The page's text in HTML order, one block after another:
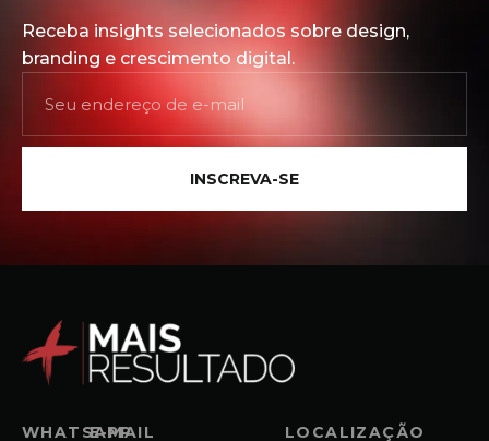
Receba insights selecionados sobre design,
branding e crescimento digital.
INSCREVA-SE
WHATSAPP
E-MAIL LOCALIZAÇÃO